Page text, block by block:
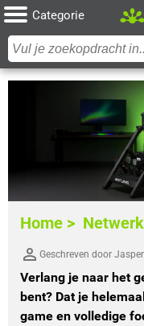
Categorie
Home >
Geschreven door Jasper
Verlang je naar het
bent? Dat je
game en volledige